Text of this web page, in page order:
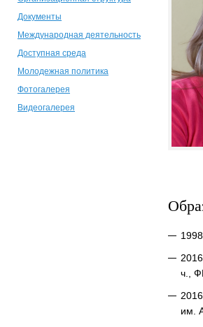
Документы
Международная деятельность
Доступная среда
Молодежная политика
Фотогалерея
Видеогалерея
ч.,
им.